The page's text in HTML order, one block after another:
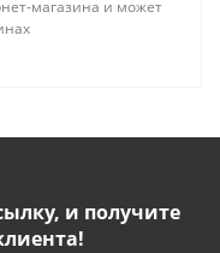
магазина и может
и получите